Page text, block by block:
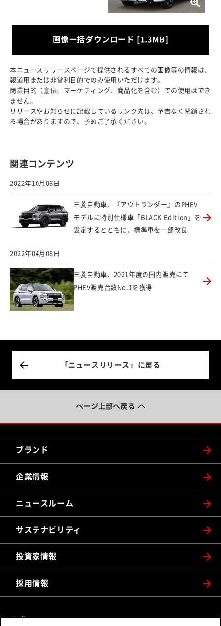
画像一括ダウンロード [1.3MB]
本ニュースリリースページで提供されるすべての画像等の情報は、
報道用または非営利目的でのみ使用いただけます。
商業目的（宣伝、マーケティング、商品化を含む）での使用はでき
ません。
リリースやお知らせに記載しているリンク先は、予告なく閉鎖され
る場合がありますので、予めご了承ください。
関連コンテンツ
2022年10月06日
三菱自動車、『アウトランダー』のPHEV
モデルに特別仕様車「BLACK Edition」を
設定するとともに、標準車を一部改良
2022年04月08日
三菱自動車、2021年度の国内販売にて
PHEV販売台数No.1を獲得
「ニュースリリース」に戻る
ページ上部へ戻る
ブランド
企業情報
ニュースルーム
サステナビリティ
投資家情報
採用情報
公式SNS